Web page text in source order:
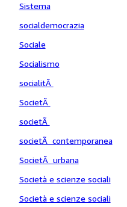
Sistema
socialdemocrazia
Sociale
Socialismo
socialitÃ
SocietÃ
societÃ
societÃ contemporanea
SocietÃ urbana
Società e scienze sociali
Società e scienze sociali